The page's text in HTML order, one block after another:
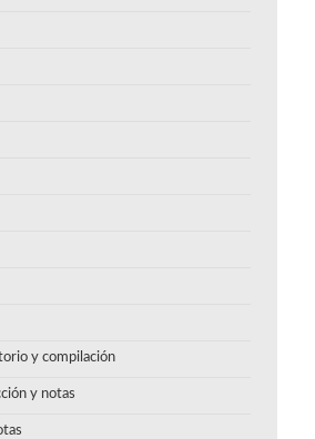
y compilación
y notas